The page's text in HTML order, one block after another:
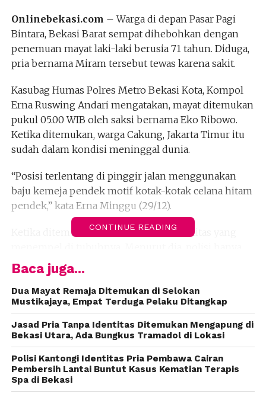
Onlinebekasi.com – Warga di depan Pasar Pagi
Bintara, Bekasi Barat sempat dihebohkan dengan
penemuan mayat laki-laki berusia 71 tahun. Diduga,
pria bernama Miram tersebut tewas karena sakit.
Kasubag Humas Polres Metro Bekasi Kota, Kompol
Erna Ruswing Andari mengatakan, mayat ditemukan
pukul 05.00 WIB oleh saksi bernama Eko Ribowo.
Ketika ditemukan, warga Cakung, Jakarta Timur itu
sudah dalam kondisi meninggal dunia.
“Posisi terlentang di pinggir jalan menggunakan
baju kemeja pendek motif kotak-kotak celana hitam
pendek,” kata Erna Minggu (29/12).
Ketika ditemukan, kata dia, tak ada identitas yang
menemukan sebuah korek api, kopi saset, dan obat
oles antinyamuk di dalam saku kemeja.
“Tidak ditemukan tanda-tanda luka atau bekas
kekerasan,” kata Erna.
Setelah periksa menggunakan sidik jari lewat data
KTP Elektronik, kata dia, korban teridentifikasi
bernama Miram, warga Eramas 2000 Blok B 8/16 RT
05 RW 15, Cakung, Jakarta Timur. “Jenazah dibawa ke
CONTINUE READING
Baca juga...
Dua Mayat Remaja Ditemukan di Selokan
Mustikajaya, Empat Terduga Pelaku Ditangkap
Jasad Pria Tanpa Identitas Ditemukan Mengapung di
Bekasi Utara, Ada Bungkus Tramadol di Lokasi
Polisi Kantongi Identitas Pria Pembawa Cairan
Pembersih Lantai Buntut Kasus Kematian Terapis
Spa di Bekasi